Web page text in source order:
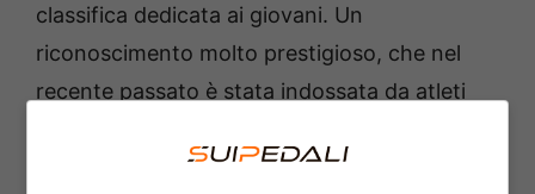
classifica dedicata ai giovani. Un
riconoscimento molto prestigioso, che nel
recente passato è stata indossata da atleti
Juan Pedro Lopez e Tao Geoghegan Hart.